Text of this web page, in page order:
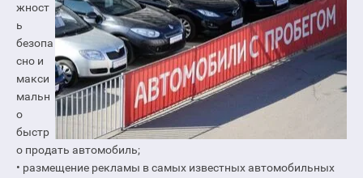
жност
ь
безопа
сно и
макси
мальн
о
быстр
о продать автомобиль;
• размещение рекламы в самых известных автомобильных